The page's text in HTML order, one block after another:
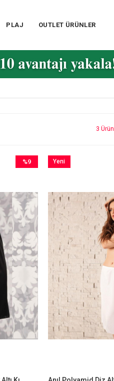
PLAJ OUTLET ÜRÜNLER
3 Ürün
%9
Yeni